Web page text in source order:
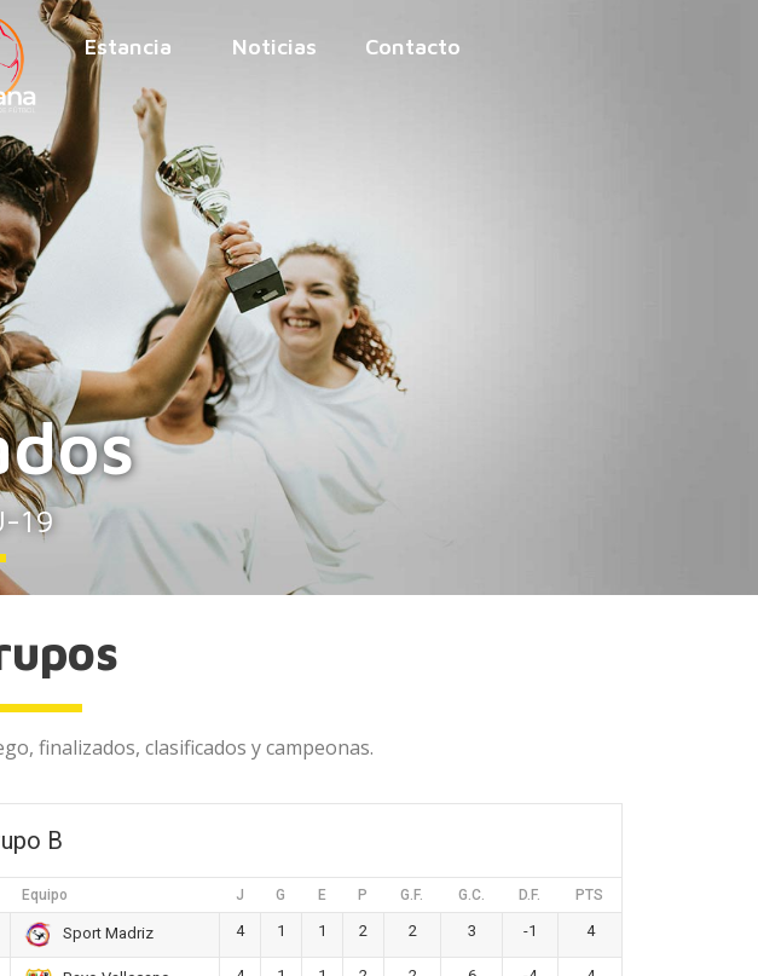
Estancia Noticias Contacto
19
finalizados, clasificados y campeonas.
B
Equipo J G E P G.F. G.C. D.F. PTS
Sport Madriz 4 1 1 2 2 3 -1 4